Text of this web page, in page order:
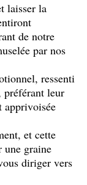
laisser la
de notre
par nos
ressenti
préférant leur
apprivoisée
et cette
une graine
diriger vers